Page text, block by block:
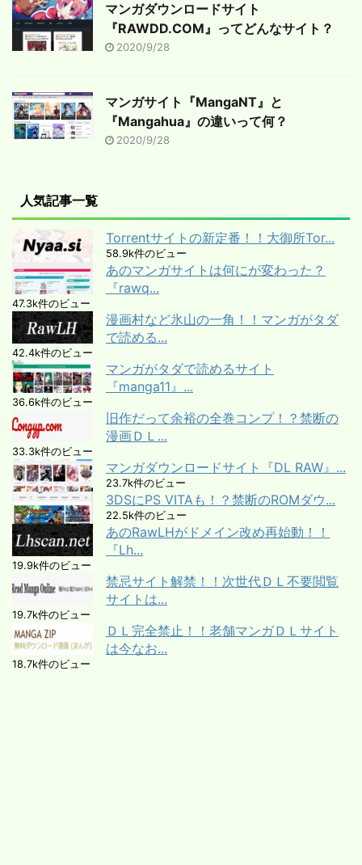
マンガダウンロードサイト
『RAWDD.COM』ってどんなサイト？
2020/9/28
マンガサイト『MangaNT』と
『Mangahua』の違いって何？
2020/9/28
人気記事一覧
Torrentサイトの新定番！！大御所Tor...
58.9k件のビュー
あのマンガサイトは何にが変わった？
『rawq...
47.3k件のビュー
漫画村など氷山の一角！！マンガがタダ
で読める...
42.4k件のビュー
マンガがタダで読めるサイト
『manga11』...
36.6k件のビュー
旧作だって余裕の全巻コンプ！？禁断の
漫画ＤＬ...
33.3k件のビュー
マンガダウンロードサイト『DL RAW』...
23.7k件のビュー
3DSにPS VITAも！？禁断のROMダウ...
22.5k件のビュー
あのRawLHがドメイン改め再始動！！
『Lh...
19.9k件のビュー
禁忌サイト解禁！！次世代ＤＬ不要閲覧
サイトは...
19.7k件のビュー
ＤＬ完全禁止！！老舗マンガＤＬサイト
は今なお...
18.7k件のビュー